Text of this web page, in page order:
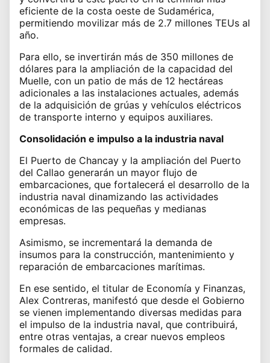
eficiente de la costa oeste de Sudamérica,
permitiendo movilizar más de 2.7 millones TEUs al
año.
Para ello, se invertirán más de 350 millones de
dólares para la ampliación de la capacidad del
Muelle, con un patio de más de 12 hectáreas
adicionales a las instalaciones actuales, además
de la adquisición de grúas y vehículos eléctricos
de transporte interno y equipos auxiliares.
Consolidación e impulso a la industria naval
El Puerto de Chancay y la ampliación del Puerto
del Callao generarán un mayor flujo de
embarcaciones, que fortalecerá el desarrollo de la
industria naval dinamizando las actividades
económicas de las pequeñas y medianas
empresas.
Asimismo, se incrementará la demanda de
insumos para la construcción, mantenimiento y
reparación de embarcaciones marítimas.
En ese sentido, el titular de Economía y Finanzas,
Alex Contreras, manifestó que desde el Gobierno
se vienen implementando diversas medidas para
el impulso de la industria naval, que contribuirá,
entre otras ventajas, a crear nuevos empleos
formales de calidad.